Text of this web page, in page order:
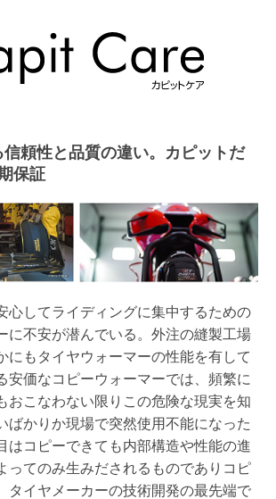
信頼性と品質の違い。カピットだ
保証
心してライディングに集中するための
に不安が潜んでいる。外注の縫製工場
にもタイヤウォーマーの性能を有して
安価なコピーウォーマーでは、頻繁に
おこなわない限りこの危険な現実を知
ばかりか現場で突然使用不能になった
はコピーできても内部構造や性能の進
ってのみ生みだされるものでありコピ
タイヤメーカーの技術開発の最先端で